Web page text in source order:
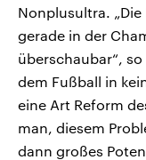
Nonplusultra.
gerade in der
überschaubar“,
dem Fußball in
eine Art Reform
man, diesem
dann großes